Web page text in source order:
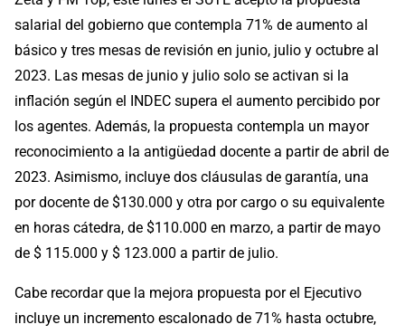
salarial del gobierno que contempla 71% de aumento al
básico y tres mesas de revisión en junio, julio y octubre al
2023. Las mesas de junio y julio solo se activan si la
inflación según el INDEC supera el aumento percibido por
los agentes. Además, la propuesta contempla un mayor
reconocimiento a la antigüedad docente a partir de abril de
2023. Asimismo, incluye dos cláusulas de garantía, una
por docente de $130.000 y otra por cargo o su equivalente
en horas cátedra, de $110.000 en marzo, a partir de mayo
de $ 115.000 y $ 123.000 a partir de julio.
Cabe recordar que la mejora propuesta por el Ejecutivo
incluye un incremento escalonado de 71% hasta octubre,